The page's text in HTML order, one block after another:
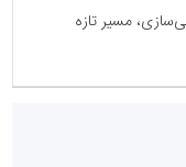
مسیر تازه